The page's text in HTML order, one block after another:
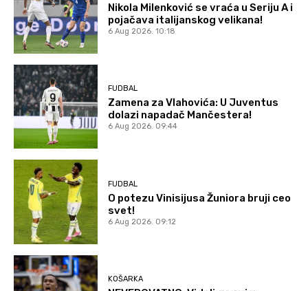
Nikola Milenković se vraća u Seriju A i
pojačava italijanskog velikana!
6 Aug 2026. 10:18
FUDBAL
Zamena za Vlahovića: U Juventus
dolazi napadač Mančestera!
6 Aug 2026. 09:44
FUDBAL
O potezu Vinisijusa Žuniora bruji ceo
svet!
6 Aug 2026. 09:12
KOŠARKA